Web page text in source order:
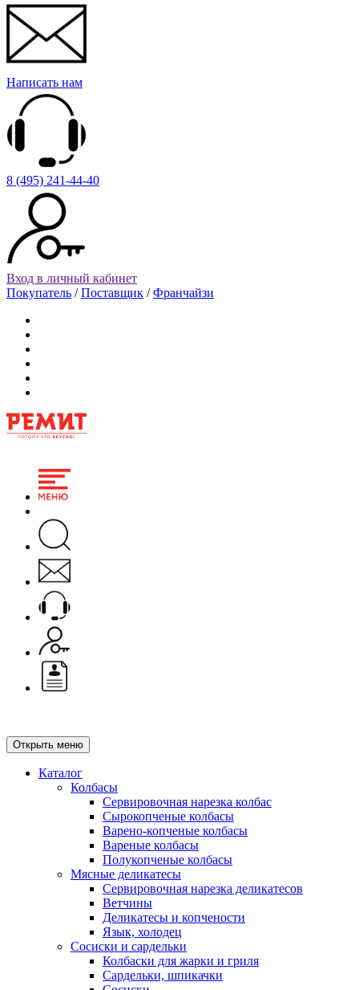
Написать нам
8 (495) 241-44-40
Вход в личный кабинет
Покупатель /Поставщик /Франчайзи
Открыть меню
Каталог
Колбасы
Сервировочная нарезка колбас
Сырокопченые колбасы
Варено-копченые колбасы
Вареные колбасы
Полукопченые колбасы
Мясные деликатесы
Сервировочная нарезка деликатесов
Ветчины
Деликатесы и копчености
Язык, холодец
Сосиски и сардельки
Колбаски для жарки и гриля
Сардельки, шпикачки